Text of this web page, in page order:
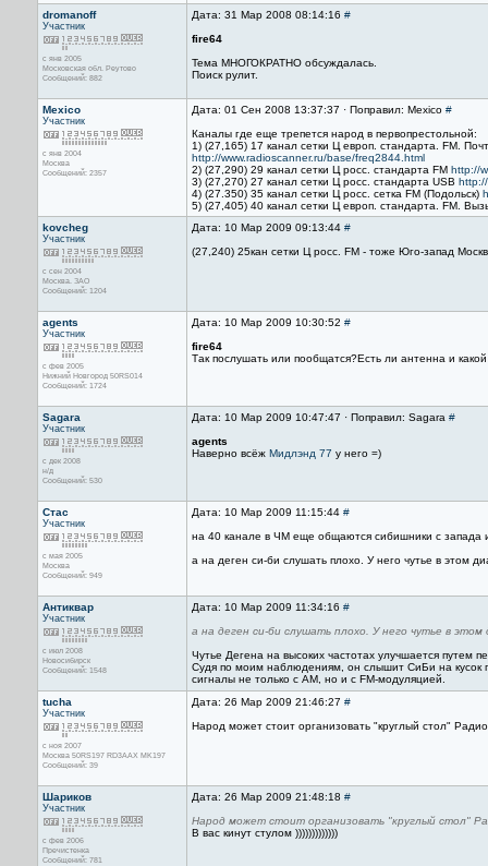
dromanoff
Участник
с янв 2005
Московская обл. Реутово
Сообщений: 882
Дата: 31 Мар 2008 08:14:16 #
fire64
Тема МНОГОКРАТНО обсуждалась.
Поиск рулит.
Mexico
Участник
с янв 2004
Москва
Сообщений: 2357
Дата: 01 Сен 2008 13:37:37 · Поправил: Mexico #
Каналы где еще трепется народ в первопрестольной:
1) (27,165) 17 канал сетки Ц европ. стандарта. FM.
http://www.radioscanner.ru/base/freq2844.html
2) (27,290) 29 канал сетки Ц росс. стандарта FM http://
3) (27,270) 27 канал сетки Ц росс. стандарта USB
4) (27.350) 35 канал сетки Ц росс. сетка FM (Подольск)
5) (27,405) 40 канал сетки Ц европ. стандарта. FM.
kovcheg
Участник
с сен 2004
Москва. ЗАО
Сообщений: 1204
Дата: 10 Мар 2009 09:13:44 #
(27,240) 25кан сетки Ц росс. FM - тоже Юго-запад
agents
Участник
с фев 2005
Нижний Новгород 50RS014
Сообщений: 1724
Дата: 10 Мар 2009 10:30:52 #
fire64
Так послушать или пообщатся?Есть ли антенна и
Sagara
Участник
с дек 2008
н/д
Сообщений: 530
Дата: 10 Мар 2009 10:47:47 · Поправил: Sagara #
agents
Наверно всёж Мидлэнд 77 у него =)
Стас
Участник
с мая 2005
Москва
Сообщений: 949
Дата: 10 Мар 2009 11:15:44 #
на 40 канале в ЧМ еще общаются сибишники с запада
а на деген си-би слушать плохо. У него чутье в этом
Антиквар
Участник
с июл 2008
Новосибирск
Сообщений: 1548
Дата: 10 Мар 2009 11:34:16 #
а на деген си-би слушать плохо. У него чутье в
Чутье Дегена на высоких частотах улучшается путем
Судя по моим наблюдениям, он слышит СиБи на кусок
сигналы не только с AM, но и с FM-модуляцией.
tucha
Участник
с ноя 2007
Москва 50RS197 RD3AAX MK197
Сообщений: 39
Дата: 26 Мар 2009 21:46:27 #
Народ может стоит организовать "круглый стол"
Шариков
Участник
с фев 2006
Пречистенка
Сообщений: 781
Дата: 26 Мар 2009 21:48:18 #
Народ может стоит организовать "круглый стол"
В вас кинут стулом )))))))))))))